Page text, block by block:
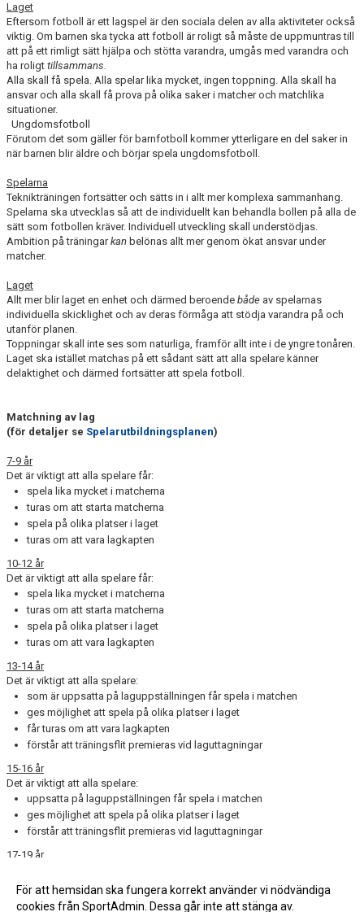
Laget
Eftersom fotboll är ett lagspel är den sociala delen av alla aktiviteter också
viktig. Om barnen ska tycka att fotboll är roligt så måste de uppmuntras till
att på ett rimligt sätt hjälpa och stötta varandra, umgås med varandra och
ha roligt tillsammans.
Alla skall få spela. Alla spelar lika mycket, ingen toppning. Alla skall ha
ansvar och alla skall få prova på olika saker i matcher och matchlika
situationer.
Ungdomsfotboll
Förutom det som gäller för barnfotboll kommer ytterligare en del saker in
när barnen blir äldre och börjar spela ungdomsfotboll.
Spelarna
Teknikträningen fortsätter och sätts in i allt mer komplexa sammanhang.
Spelarna ska utvecklas så att de individuellt kan behandla bollen på alla de
sätt som fotbollen kräver. Individuell utveckling skall understödjas.
Ambition på träningarkan belönas allt mer genom ökat ansvar under
matcher.
Laget
Allt mer blir laget en enhet och därmed beroende både av spelarnas
individuella skicklighet och av deras förmåga att stödja varandra på och
utanför planen.
Toppningar skall inte ses som naturliga, framför allt inte i de yngre tonåren.
Laget ska istället matchas på ett sådant sätt att alla spelare känner
delaktighet och därmed fortsätter att spela fotboll.
Matchning av lag
(för detaljer se Spelarutbildningsplanen)
7-9 år
Det är viktigt att alla spelare får:
spela lika mycket i matcherna
turas om att starta matcherna
spela på olika platser i laget
turas om att vara lagkapten
10-12 år
Det är viktigt att alla spelare får:
spela lika mycket i matcherna
turas om att starta matcherna
spela på olika platser i laget
turas om att vara lagkapten
13-14 år
Det är viktigt att alla spelare:
som är uppsatta på laguppställningen får spela i matchen
ges möjlighet att spela på olika platser i laget
får turas om att vara lagkapten
förstår att träningsflit premieras vid laguttagningar
15-16 år
Det är viktigt att alla spelare:
uppsatta på laguppställningen får spela i matchen
ges möjlighet att spela på olika platser i laget
förstår att träningsflit premieras vid laguttagningar
17-19 år
uppsatta på laguppställningen får spela i matchen
förstår att träningsflit premieras vid laguttagningar
För att hemsidan ska fungera korrekt använder vi nödvändiga
cookies från SportAdmin. Dessa går inte att stänga av.